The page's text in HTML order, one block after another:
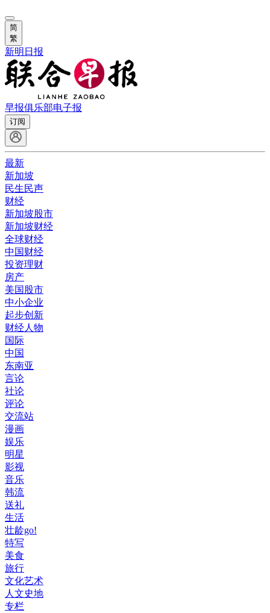
简
繁
新明日报
早报俱乐部电子报
订阅
最新
新加坡
民生民声
财经
新加坡股市
新加坡财经
全球财经
中国财经
投资理财
房产
美国股市
中小企业
起步创新
财经人物
国际
中国
东南亚
言论
社论
评论
交流站
漫画
娱乐
明星
影视
音乐
韩流
送礼
生活
壮龄go!
特写
美食
旅行
文化艺术
人文史地
专栏